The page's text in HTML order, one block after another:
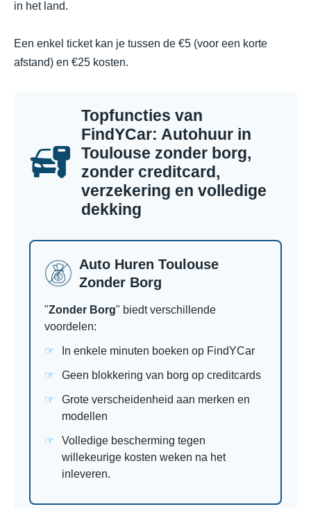
in het land.
Een enkel ticket kan je tussen de €5 (voor een korte
afstand) en €25 kosten.
Topfuncties van
FindYCar: Autohuur in
Toulouse zonder borg,
zonder creditcard,
verzekering en volledige
dekking
Auto Huren Toulouse
Zonder Borg
"Zonder Borg" biedt verschillende
voordelen:
In enkele minuten boeken op FindYCar
Geen blokkering van borg op creditcards
Grote verscheidenheid aan merken en
modellen
Volledige bescherming tegen
willekeurige kosten weken na het
inleveren.